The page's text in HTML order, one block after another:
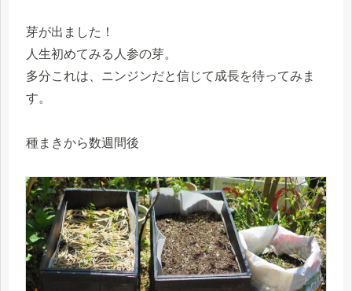
芽が出ました！
人生初めてみる人参の芽。
多分これは、ニンジンだと信じて成長を待ってみま
す。
種まきから数週間後